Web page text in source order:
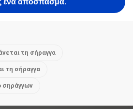
ένα απόσπασμα.
τη σήραγγα
τη σήραγγα
σηράγγων